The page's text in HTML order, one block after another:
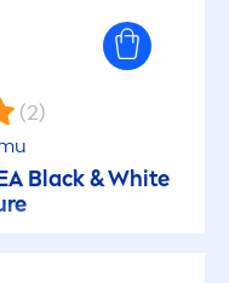
(2)
Black&White